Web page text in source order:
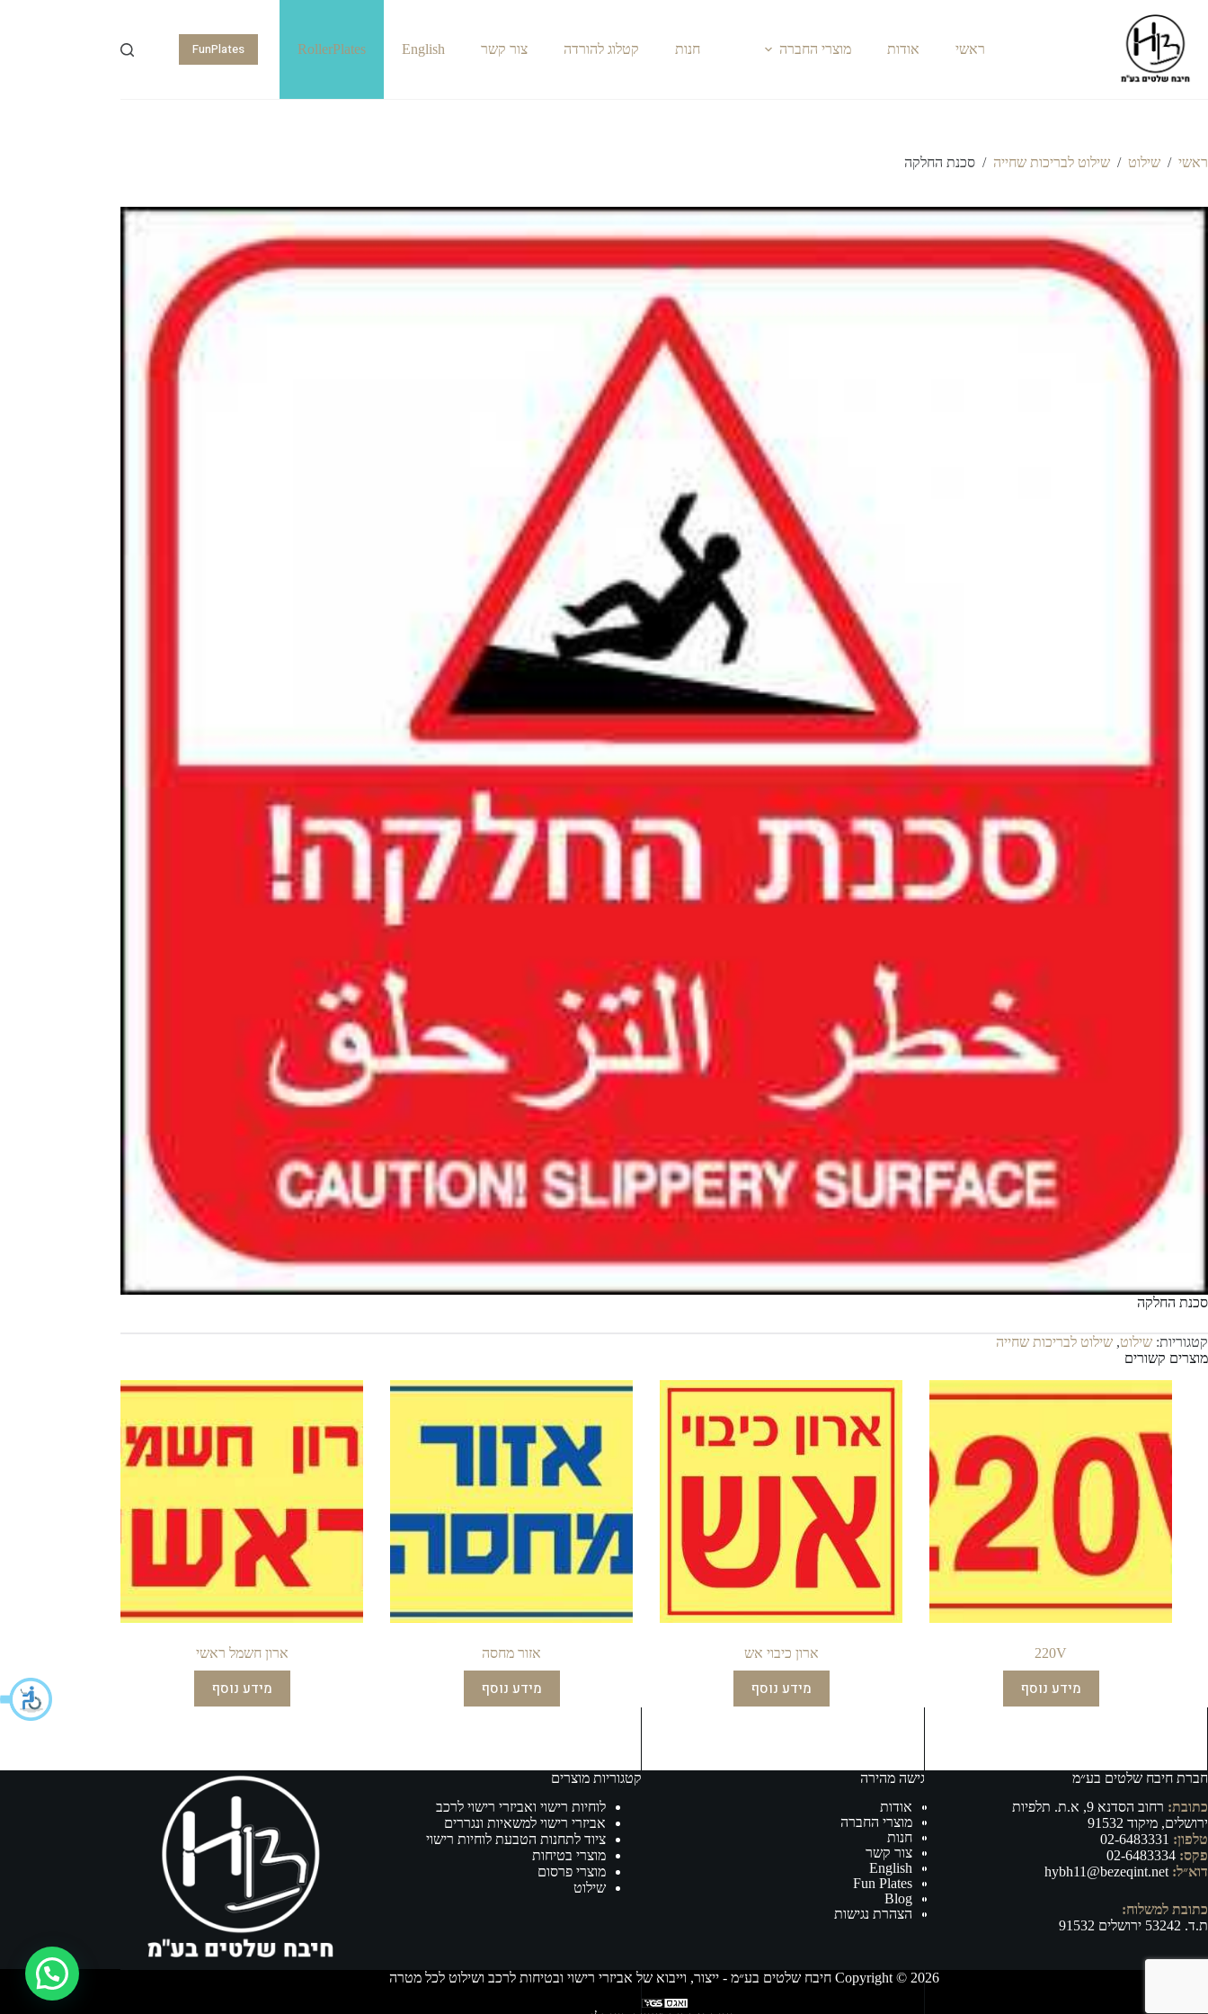
ראשי אודות מוצרי החברה חנות קטלוג להורדה צור קשר English
RollerPlates
FunPlates
Shopping
ראשי / שילוט / שילוט לבריכות שחייה / סכנת החלקה
סכנת החלקה
קטגוריות: שילוט, שילוט לבריכות שחייה
מוצרים קשורים
220V
מידע נוסף
ארון כיבוי אש
מידע נוסף
אזור מחסה
מידע נוסף
ארון חשמל ראשי
מידע נוסף
חברת חיבח שלטים בע״מ
כתובת:
רחוב הסדנא 9, א.ת. תלפיות
ירושלים, מיקוד 91532
טלפון: 02-6483331
פקס:
דוא״ל: hybh11@bezeqint.net
כתובת למשלוח:
ת.ד. 53242 ירושלים 91532
גישה מהירה
אודות
מוצרי החברה
חנות
צור קשר
English
Fun Plates
Blog
הצהרת נגישות
קטגוריות מוצרים
לוחיות רישוי ואביזרי רישוי לרכב
אביזרי רישוי למשאיות ונגררים
ציוד לתחנות הטבעת לוחיות רישוי
מוצרי בטיחות
מוצרי פרסום
שילוט
Copyright © 2026 חיבח שלטים בע״מ - ייצור, וייבוא של אביזרי רישוי ובטיחות לרכב ושילוט לכל מטרה איך אפשר לעזור?